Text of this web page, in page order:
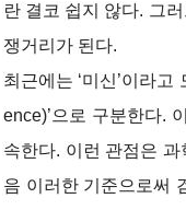
란 결코 쉽지 않다. 그
쟁거리가 된다.
최근에는 ‘미신’이라
ence)’으로 구분한다.
속한다. 이런 관점은
음 이러한 기준으로써